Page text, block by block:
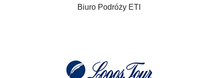
Biuro Podróży ETI